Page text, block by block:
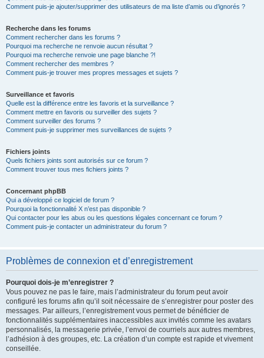
Comment puis-je ajouter/supprimer des utilisateurs de ma liste d’amis ou d’ignorés ?
Recherche dans les forums
Comment rechercher dans les forums ?
Pourquoi ma recherche ne renvoie aucun résultat ?
Pourquoi ma recherche renvoie une page blanche ?!
Comment rechercher des membres ?
Comment puis-je trouver mes propres messages et sujets ?
Surveillance et favoris
Quelle est la différence entre les favoris et la surveillance ?
Comment mettre en favoris ou surveiller des sujets ?
Comment surveiller des forums ?
Comment puis-je supprimer mes surveillances de sujets ?
Fichiers joints
Quels fichiers joints sont autorisés sur ce forum ?
Comment trouver tous mes fichiers joints ?
Concernant phpBB
Qui a développé ce logiciel de forum ?
Pourquoi la fonctionnalité X n’est pas disponible ?
Qui contacter pour les abus ou les questions légales concernant ce forum ?
Comment puis-je contacter un administrateur du forum ?
Problèmes de connexion et d’enregistrement
Pourquoi dois-je m’enregistrer ?
Vous pouvez ne pas le faire, mais l’administrateur du forum peut avoir
configuré les forums afin qu’il soit nécessaire de s’enregistrer pour poster des
messages. Par ailleurs, l’enregistrement vous permet de bénéficier de
fonctionnalités supplémentaires inaccessibles aux invités comme les avatars
personnalisés, la messagerie privée, l’envoi de courriels aux autres membres,
l’adhésion à des groupes, etc. La création d’un compte est rapide et vivement
conseillée.